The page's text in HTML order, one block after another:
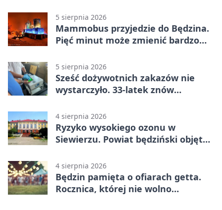
5 sierpnia 2026
Mammobus przyjedzie do Będzina.
Pięć minut może zmienić bardzo
5 sierpnia 2026
Sześć dożywotnich zakazów nie
wystarczyło. 33-latek znów
4 sierpnia 2026
Ryzyko wysokiego ozonu w
Siewierzu. Powiat będziński objęty
4 sierpnia 2026
Będzin pamięta o ofiarach getta.
Rocznica, której nie wolno